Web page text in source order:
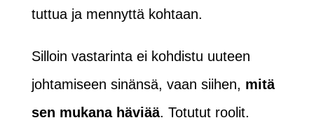
tuttua ja mennyttä kohtaan.
Silloin vastarinta ei kohdistu uuteen
johtamiseen sinänsä, vaan siihen, mitä
sen mukana häviää. Totutut roolit.